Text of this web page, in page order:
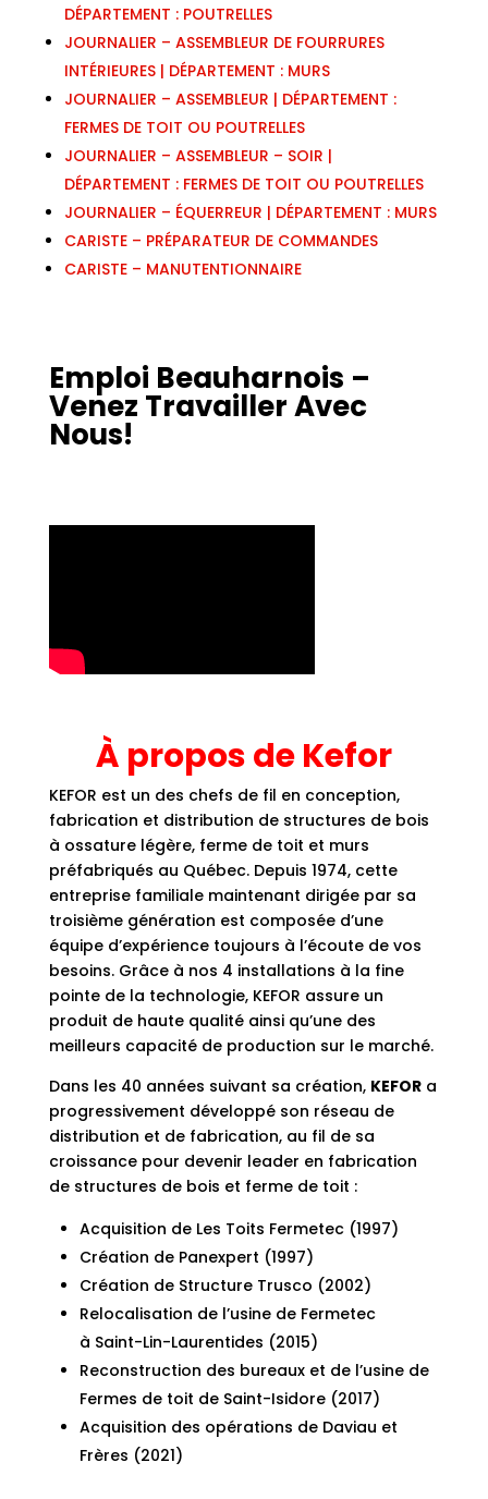
DÉPARTEMENT : POUTRELLES
JOURNALIER – ASSEMBLEUR DE FOURRURES
INTÉRIEURES | DÉPARTEMENT : MURS
JOURNALIER – ASSEMBLEUR | DÉPARTEMENT :
FERMES DE TOIT OU POUTRELLES
JOURNALIER – ASSEMBLEUR – SOIR |
DÉPARTEMENT : FERMES DE TOIT OU POUTRELLES
JOURNALIER – ÉQUERREUR | DÉPARTEMENT : MURS
CARISTE – PRÉPARATEUR DE COMMANDES
CARISTE – MANUTENTIONNAIRE
Emploi Beauharnois –
Venez Travailler Avec
Nous!
À propos de Kefor
KEFOR est un des chefs de fil en conception,
fabrication et distribution de structures de bois
à ossature légère, ferme de toit et murs
préfabriqués au Québec. Depuis 1974, cette
entreprise familiale maintenant dirigée par sa
troisième génération est composée d’une
équipe d’expérience toujours à l’écoute de vos
besoins. Grâce à nos 4 installations à la fine
pointe de la technologie, KEFOR assure un
produit de haute qualité ainsi qu’une des
meilleurs capacité de production sur le marché.
Dans les 40 années suivant sa création, KEFOR a
progressivement développé son réseau de
distribution et de fabrication, au fil de sa
croissance pour devenir leader en fabrication
de structures de bois et ferme de toit :
Acquisition de Les Toits Fermetec (1997)
Création de Panexpert (1997)
Création de Structure Trusco (2002)
Relocalisation de l’usine de Fermetec
à Saint-Lin-Laurentides (2015)
Reconstruction des bureaux et de l’usine de
Fermes de toit de Saint-Isidore (2017)
Acquisition des opérations de Daviau et
Frères (2021)